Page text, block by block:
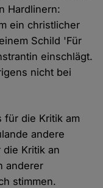
Hardlinern:
ein christlicher
Schild 'Für
einschlägt.
nicht bei
für die Kritik am
andere
Kritik an
anderer
stimmen.